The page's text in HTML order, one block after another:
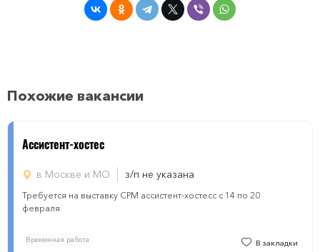
Похожие вакансии
Ассистент-хостес
в Москве и МО з/п не указана
Требуется на выставку СРМ ассистент-хостесс с 14 по 20
февраля
Временная работа В закладки